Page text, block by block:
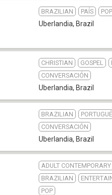
BRAZILIAN PAÍS POP
Uberlandia, Brazil
CHRISTIAN GOSPEL
CONVERSACIÓN
Uberlandia, Brazil
BRAZILIAN
CONVERSACIÓN
Uberlandia, Brazil
ADULT CONTEMPORARY
BRAZILIAN
POP